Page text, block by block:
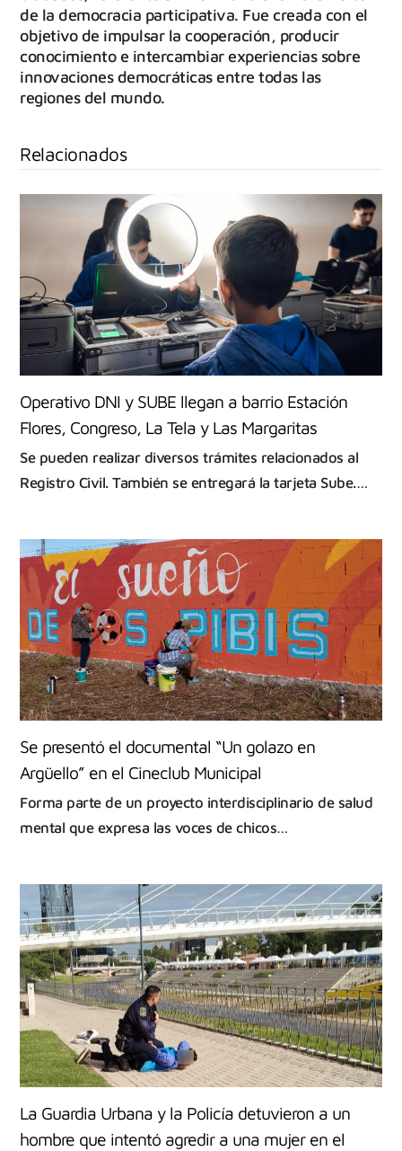
de la democracia participativa. Fue creada con el
objetivo de impulsar la cooperación, producir
conocimiento e intercambiar experiencias sobre
innovaciones democráticas entre todas las
regiones del mundo.
Relacionados
Operativo DNI y SUBE llegan a barrio Estación
Flores, Congreso, La Tela y Las Margaritas
Se pueden realizar diversos trámites relacionados al
Registro Civil. También se entregará la tarjeta Sube.…
Se presentó el documental “Un golazo en
Argüello” en el Cineclub Municipal
Forma parte de un proyecto interdisciplinario de salud
mental que expresa las voces de chicos…
La Guardia Urbana y la Policía detuvieron a un
hombre que intentó agredir a una mujer en el